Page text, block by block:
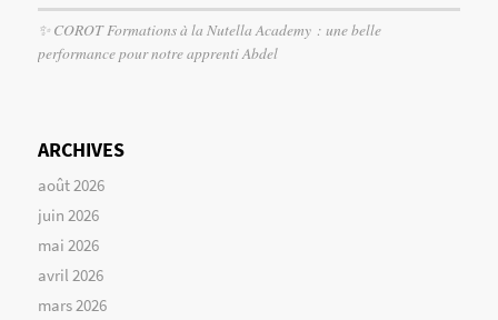
✨ COROT Formations à la Nutella Academy : une belle
performance pour notre apprenti Abdel
ARCHIVES
août 2026
juin 2026
mai 2026
avril 2026
mars 2026